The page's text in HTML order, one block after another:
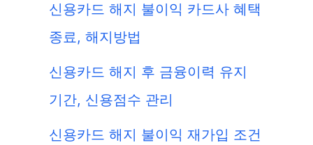
신용카드 해지 불이익 카드사 혜택
종료, 해지방법
신용카드 해지 후 금융이력 유지
기간, 신용점수 관리
신용카드 해지 불이익 재가입 조건